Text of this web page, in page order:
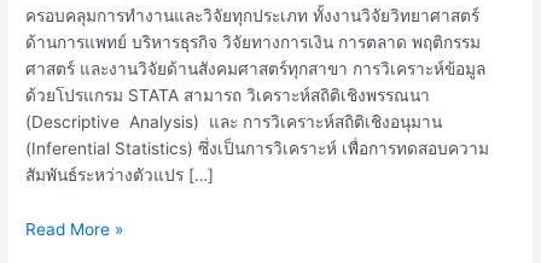
ครอบคลุมการทำงานและวิจัยทุกประเภท ทั้งงานวิจัยวิทยาศาสตร์
ด้านการแพทย์ บริหารธุรกิจ วิจัยทางการเงิน การตลาด พฤติกรรม
ศาสตร์ และงานวิจัยด้านสังคมศาสตร์ทุกสาขา การวิเคราะห์ข้อมูล
ด้วยโปรแกรม STATA สามารถ วิเคราะห์สถิติเชิงพรรณนา
(Descriptive Analysis) และ การวิเคราะห์สถิติเชิงอนุมาน
(Inferential Statistics) ซึ่งเป็นการวิเคราะห์ เพื่อการทดสอบความ
สัมพันธ์ระหว่างตัวแปร […]
Read More »